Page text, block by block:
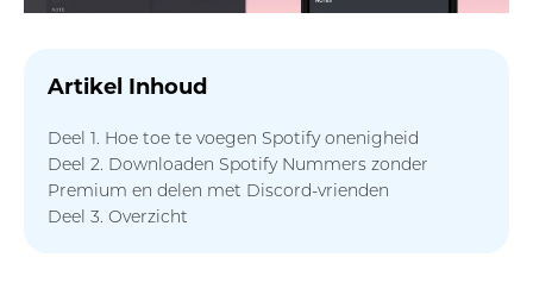
Artikel Inhoud
Deel 1. Hoe toe te voegen Spotify onenigheid
Deel 2. Downloaden Spotify Nummers zonder
Premium en delen met Discord-vrienden
Deel 3. Overzicht